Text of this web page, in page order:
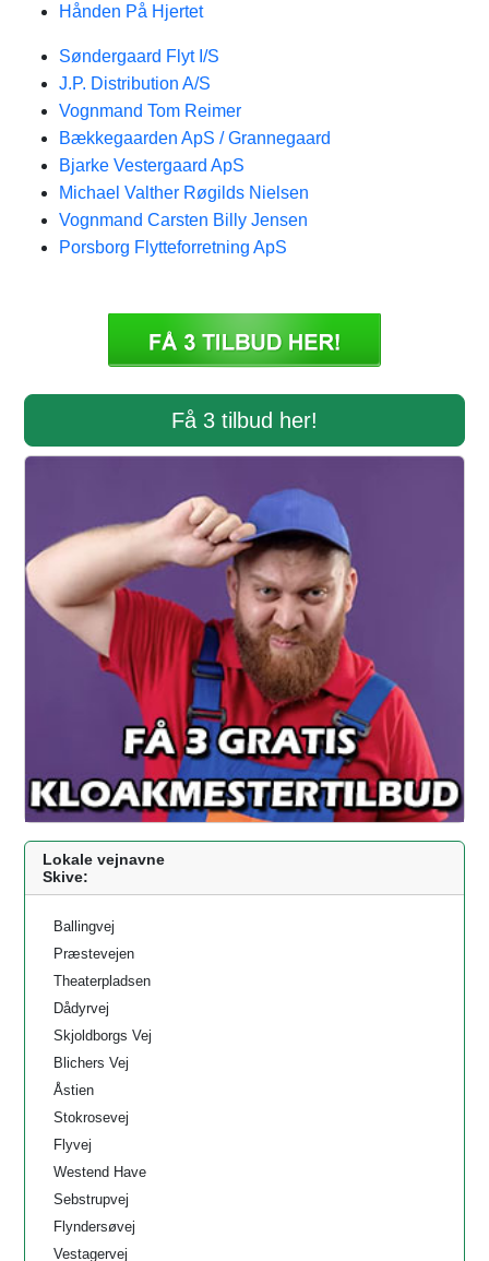
Hånden På Hjertet
Søndergaard Flyt I/S
J.P. Distribution A/S
Vognmand Tom Reimer
Bækkegaarden ApS / Grannegaard
Bjarke Vestergaard ApS
Michael Valther Røgilds Nielsen
Vognmand Carsten Billy Jensen
Porsborg Flytteforretning ApS
Få 3 tilbud her!
Lokale vejnavne
Skive:
Ballingvej
Præstevejen
Theaterpladsen
Dådyrvej
Skjoldborgs Vej
Blichers Vej
Åstien
Stokrosevej
Flyvej
Westend Have
Sebstrupvej
Flyndersøvej
Vestagervej